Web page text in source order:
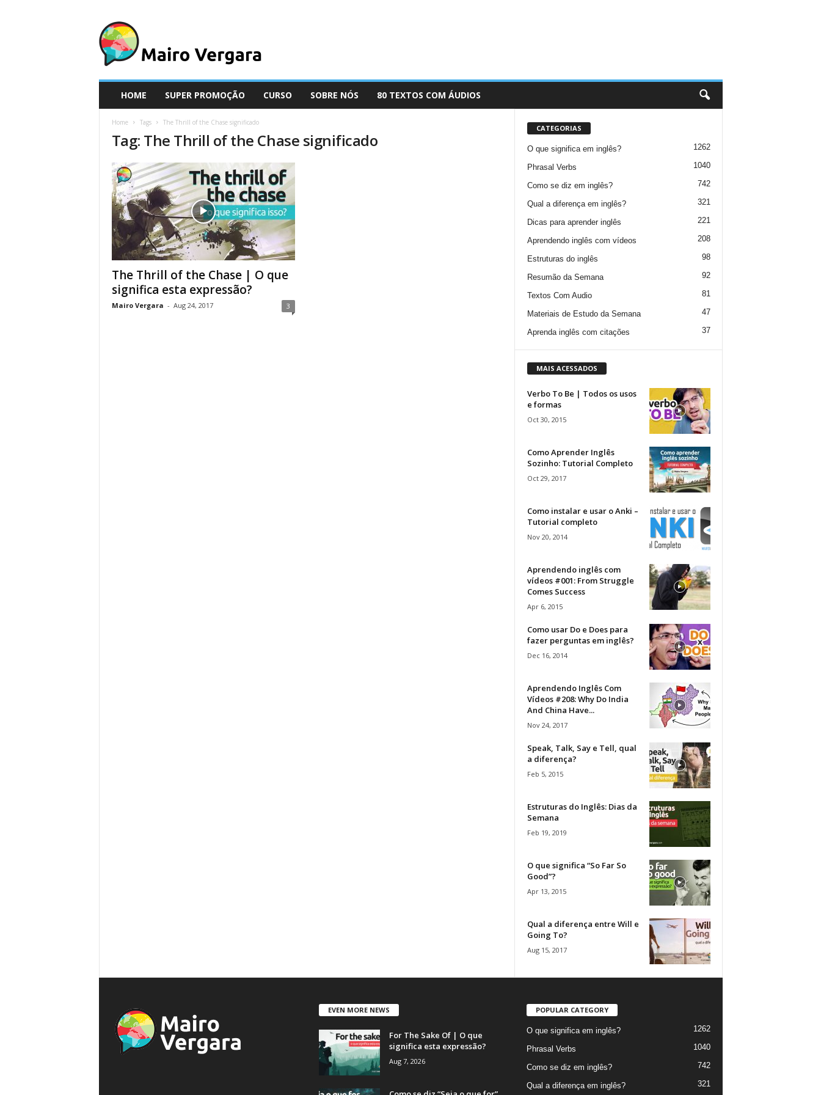
i
r
HOME SUPER PROMOÇÃO CURSO SOBRE NÓS 80 TEXTOS COM ÁUDIOS
Home Tags The Thrill of the Chase significado
Tag: The Thrill of the Chase significado
The Thrill of the Chase | O que
significa esta expressão?
Mairo Vergara - Aug 24, 2017 3
CATEGORIAS
O que significa em inglês? 1262
Phrasal Verbs 1040
Como se diz em inglês? 742
Qual a diferença em inglês? 321
Dicas para aprender inglês 221
Aprendendo inglês com vídeos 208
Estruturas do inglês 98
Resumão da Semana 92
Textos Com Audio 81
Materiais de Estudo da Semana 47
Aprenda inglês com citações 37
MAIS ACESSADOS
Verbo To Be | Todos os usos
e formas
Oct 30, 2015
Como Aprender Inglês
Sozinho: Tutorial Completo
Oct 29, 2017
Como instalar e usar o Anki –
Tutorial completo
Nov 20, 2014
Aprendendo inglês com
vídeos #001: From Struggle
Comes Success
Apr 6, 2015
Como usar Do e Does para
fazer perguntas em inglês?
Dec 16, 2014
Aprendendo Inglês Com
Vídeos #208: Why Do India
And China Have...
Nov 24, 2017
Speak, Talk, Say e Tell, qual
a diferença?
Feb 5, 2015
Estruturas do Inglês: Dias da
Semana
Feb 19, 2019
O que significa “So Far So
Good”?
Apr 13, 2015
Qual a diferença entre Will e
Going To?
Aug 15, 2017
EVEN MORE NEWS
For The Sake Of | O que
significa esta expressão?
Aug 7, 2026
POPULAR CATEGORY
O que significa em inglês? 1262
Phrasal Verbs 1040
Como se diz em inglês? 742
Qual a diferença em inglês? 321